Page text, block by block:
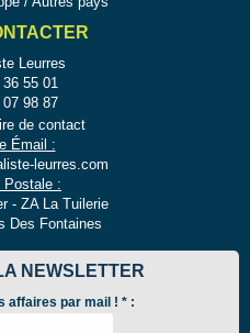
Leurres
55 01
98 87
de contact
Émail :
leurres.com
Postale :
- ZA La Tuilerie
Des Fontaines
NEWSLETTER
affaires par mail ! *: